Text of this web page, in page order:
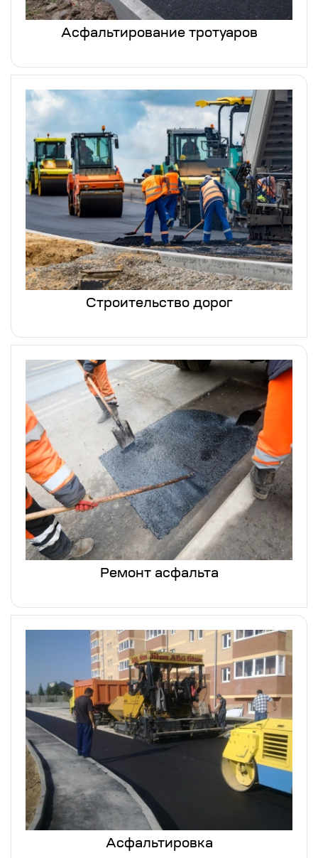
Асфальтирование тротуаров
Строительство дорог
Ремонт асфальта
Асфальтировка